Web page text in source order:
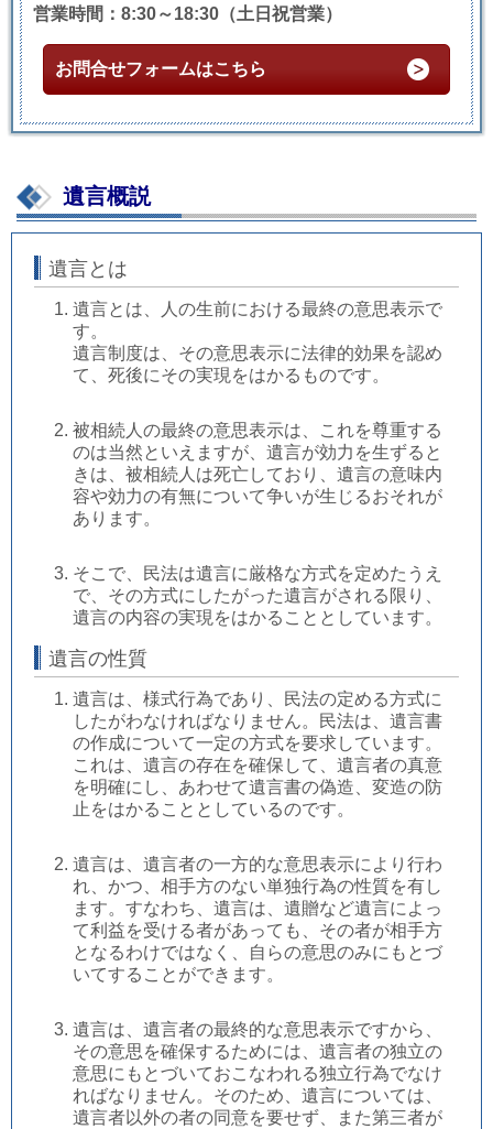
営業時間：8:30～18:30（土日祝営業）
お問合せフォームはこちら
遺言概説
遺言とは
遺言とは、人の生前における最終の意思表示で
す。
遺言制度は、その意思表示に法律的効果を認め
て、死後にその実現をはかるものです。
被相続人の最終の意思表示は、これを尊重する
のは当然といえますが、遺言が効力を生ずると
きは、被相続人は死亡しており、遺言の意味内
容や効力の有無について争いが生じるおそれが
あります。
そこで、民法は遺言に厳格な方式を定めたうえ
で、その方式にしたがった遺言がされる限り、
遺言の内容の実現をはかることとしています。
遺言の性質
遺言は、様式行為であり、民法の定める方式に
したがわなければなりません。民法は、遺言書
の作成について一定の方式を要求しています。
これは、遺言の存在を確保して、遺言者の真意
を明確にし、あわせて遺言書の偽造、変造の防
止をはかることとしているのです。
遺言は、遺言者の一方的な意思表示により行わ
れ、かつ、相手方のない単独行為の性質を有し
ます。すなわち、遺言は、遺贈など遺言によっ
て利益を受ける者があっても、その者が相手方
となるわけではなく、自らの意思のみにもとづ
いてすることができます。
遺言は、遺言者の最終的な意思表示ですから、
その意思を確保するためには、遺言者の独立の
意思にもとづいておこなわれる独立行為でなけ
ればなりません。そのため、遺言については、
遺言者以外の者の同意を要せず、また第三者が